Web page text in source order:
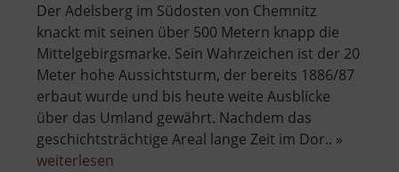
Der Adelsberg im Südosten von Chemnitz
knackt mit seinen über 500 Metern knapp die
Mittelgebirgsmarke. Sein Wahrzeichen ist der 20
Meter hohe Aussichtsturm, der bereits 1886/87
erbaut wurde und bis heute weite Ausblicke
über das Umland gewährt. Nachdem das
geschichtsträchtige Areal lange Zeit im Dor.. »
weiterlesen